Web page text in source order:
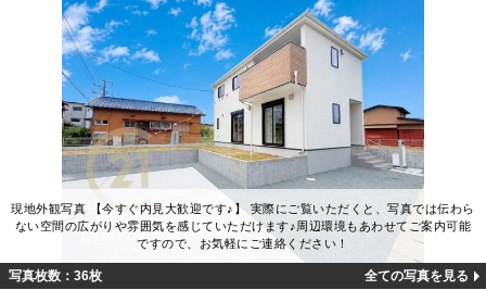
現地外観写真 【今すぐ内見大歓迎です♪】 実際にご覧いただくと、写真では伝わら
ない空間の広がりや雰囲気を感じていただけます♪周辺環境もあわせてご案内可能
ですので、お気軽にご連絡ください！
写真枚数：36枚 全ての写真を見る